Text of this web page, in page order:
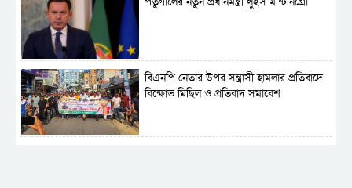
বিএনপি নেতার উপর সন্ত্রাসী হামলার প্রতিবাদে
বিক্ষোভ মিছিল ও প্রতিবাদ সমাবেশ